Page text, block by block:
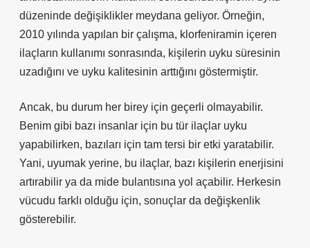
düzeninde değişiklikler meydana geliyor. Örneğin,
2010 yılında yapılan bir çalışma, klorfeniramin içeren
ilaçların kullanımı sonrasında, kişilerin uyku süresinin
uzadığını ve uyku kalitesinin arttığını göstermiştir.
Ancak, bu durum her birey için geçerli olmayabilir.
Benim gibi bazı insanlar için bu tür ilaçlar uyku
yapabilirken, bazıları için tam tersi bir etki yaratabilir.
Yani, uyumak yerine, bu ilaçlar, bazı kişilerin enerjisini
artırabilir ya da mide bulantısına yol açabilir. Herkesin
vücudu farklı olduğu için, sonuçlar da değişkenlik
gösterebilir.